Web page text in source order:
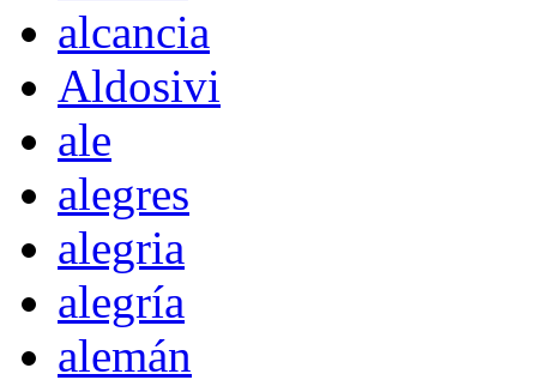
alcancia
Aldosivi
ale
alegres
alegria
alegría
alemán